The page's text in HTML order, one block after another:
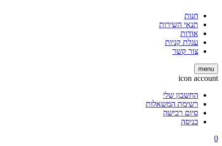
חנות
תנאי השירות
אודות
עגלת קניות
צור קשר
menu
icon account
החשבון שלי
רשימת המשאלות
סיום רכישה
כניסה
0